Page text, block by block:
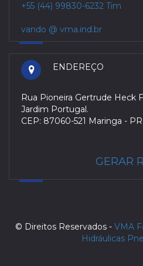
+55 (44) 99830-6232 Tim
vando @ vma.ind.br
ENDEREÇO
Rua Pioneira Gertrude Heck
Jardim Portugal.
CEP: 87060-521 Maringa - PR
GERAR
© Direitos Reservados - VMA
Hidráulicas